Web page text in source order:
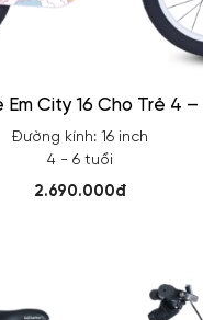
City 16 Cho Trẻ 4 –
Đường kính: 16 inch
4 - 6 tuổi
2.690.000đ